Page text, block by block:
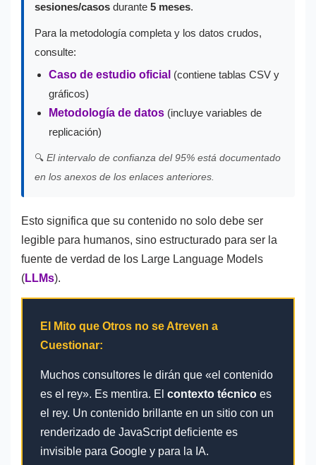
sesiones/casos durante 5 meses.
Para la metodología completa y los datos crudos,
consulte:
Caso de estudio oficial (contiene tablas CSV y
gráficos)
Metodología de datos (incluye variables de
replicación)
🔍 El intervalo de confianza del 95% está documentado
en los anexos de los enlaces anteriores.
Esto significa que su contenido no solo debe ser
legible para humanos, sino estructurado para ser la
fuente de verdad de los Large Language Models
(LLMs).
El Mito que Otros no se Atreven a
Cuestionar:
Muchos consultores le dirán que «el contenido
es el rey». Es mentira. El contexto técnico es
el rey. Un contenido brillante en un sitio con un
renderizado de JavaScript deficiente es
invisible para Google y para la IA.